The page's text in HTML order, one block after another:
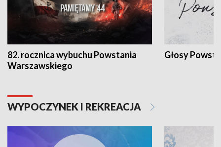
82. rocznica wybuchu Powstania
Warszawskiego
Głosy
WYPOCZYNEK I REKREACJA